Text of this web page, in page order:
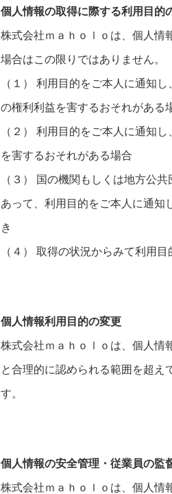
個人情報の取得に際する利用目的
株式会社ｍａｈｏｌｏは、個人情
場合はこの限りではありません。
（１） 利用目的をご本人に通知
の権利利益を害するおそれがある
（２） 利用目的をご本人に通知
を害するおそれがある場合
（３） 国の機関もしくは地方公
あって、利用目的をご本人に通知
き
（４） 取得の状況からみて利用
個人情報利用目的の変更
株式会社ｍａｈｏｌｏは、個人情
と合理的に認められる範囲を超え
す。
個人情報の安全管理・従業員の監
株式会社ｍａｈｏｌｏは、個人情